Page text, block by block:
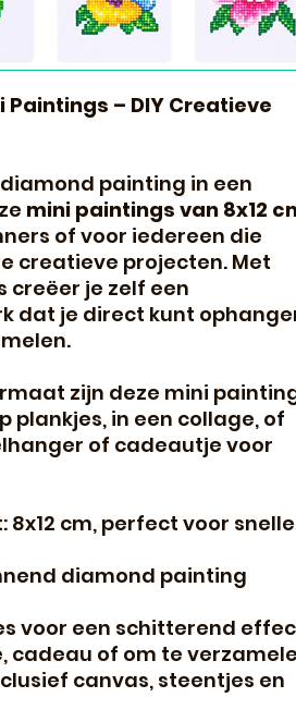
– DIY Creatieve
painting in een
mini paintings van 8x12
of voor iedereen die
creatieve projecten. Met
je zelf een
dat je direct kunt
zijn deze mini
plankjes, in een collage, of
of cadeautje voor
cm, perfect voor snelle
diamond painting
voor een schitterend
cadeau of om te
canvas, steentjes en